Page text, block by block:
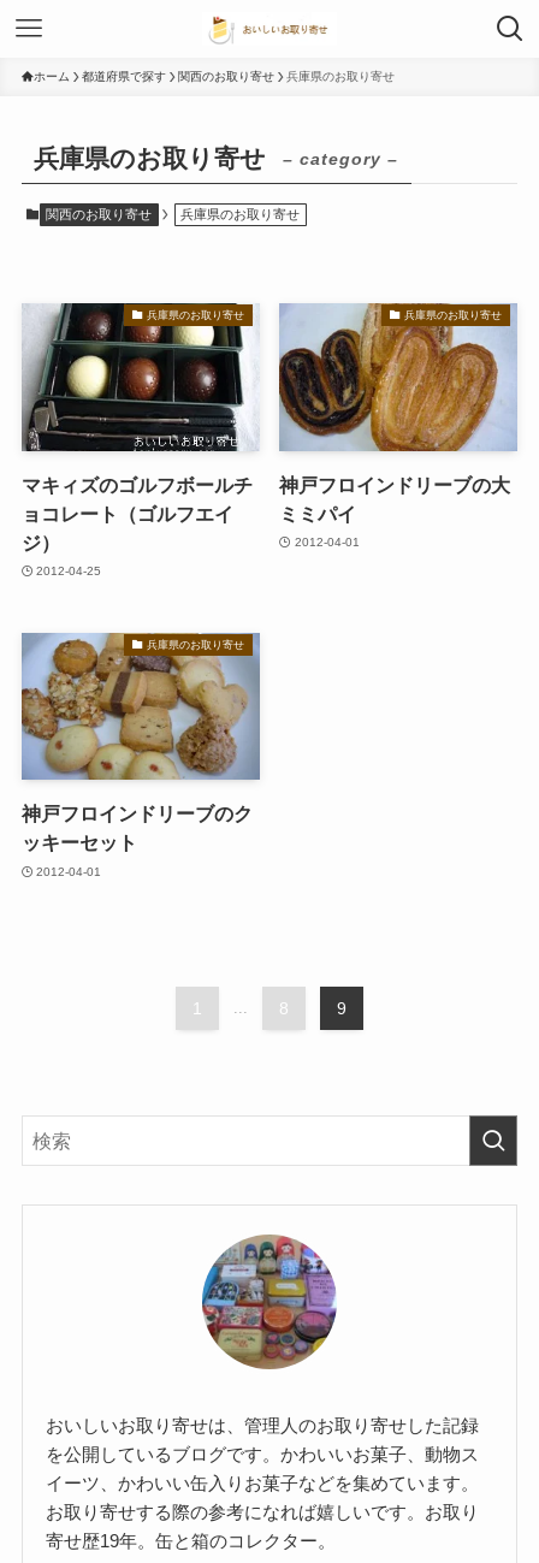
ホーム 都道府県で探す 関西のお取り寄せ 兵庫県のお取り寄せ
兵庫県のお取り寄せ – category –
関西のお取り寄せ 兵庫県のお取り寄せ
兵庫県のお取り寄せ
マキィズのゴルフボールチ
ョコレート（ゴルフエイ
ジ）
2012-04-25
兵庫県のお取り寄せ
神戸フロインドリーブの大
ミミパイ
2012-04-01
兵庫県のお取り寄せ
神戸フロインドリーブのク
ッキーセット
2012-04-01
1 ... 8 9
おいしいお取り寄せは、管理人のお取り寄せした記録
を公開しているブログです。かわいいお菓子、動物ス
イーツ、かわいい缶入りお菓子などを集めています。
お取り寄せする際の参考になれば嬉しいです。お取り
寄せ歴19年。缶と箱のコレクター。